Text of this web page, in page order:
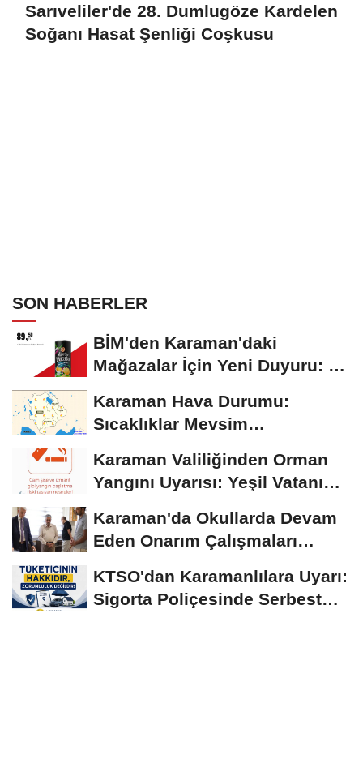
Sarıveliler'de 28. Dumlugöze Kardelen
Soğanı Hasat Şenliği Coşkusu
SON HABERLER
BİM'den Karaman'daki
Mağazalar İçin Yeni Duyuru: 11
Karaman Hava Durumu:
Sıcaklıklar Mevsim
Seyrediyor
Karaman Valiliğinden Orman
Yangını Uyarısı: Yeşil Vatanı
Karaman'da Okullarda Devam
Eden Onarım Çalışmaları
KTSO'dan Karamanlılara Uyarı:
Sigorta Poliçesinde Serbest